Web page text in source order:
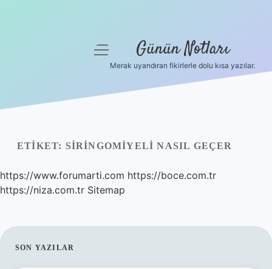
Yasal Uyarı
Hakkımızda
menüyü
Günün Notları
Merak uyandıran fikirlerle dolu kısa yazılar.
ETIKET: SIRINGOMIYELI NASIL GEÇER
https://www.forumarti.com https://boce.com.tr
https://niza.com.tr Sitemap
SIDEBAR
SON YAZILAR